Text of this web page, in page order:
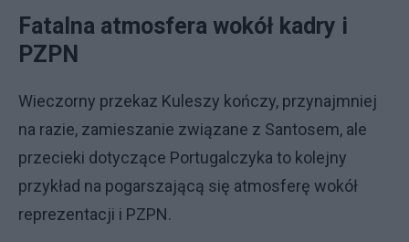
Fatalna atmosfera wokół kadry i
PZPN
Wieczorny przekaz Kuleszy kończy, przynajmniej
na razie, zamieszanie związane z Santosem, ale
przecieki dotyczące Portugalczyka to kolejny
przykład na pogarszającą się atmosferę wokół
reprezentacji i PZPN.